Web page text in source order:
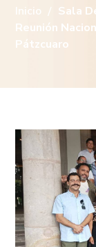
Inicio Sala
Reunión
Pátzcuaro